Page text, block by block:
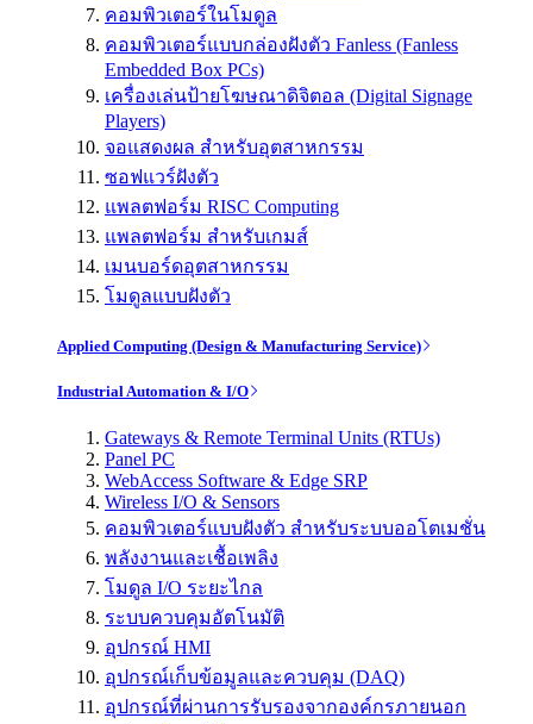
คอมพิวเตอร์ในโมดูล
คอมพิวเตอร์แบบกล่องฝังตัว Fanless (Fanless
Embedded Box PCs)
เครื่องเล่นป้ายโฆษณาดิจิตอล (Digital Signage
Players)
จอแสดงผล สำหรับอุตสาหกรรม
ซอฟแวร์ฝังตัว
แพลตฟอร์ม RISC Computing
แพลตฟอร์ม สำหรับเกมส์
เมนบอร์ดอุตสาหกรรม
โมดูลแบบฝังตัว
Applied Computing (Design & Manufacturing Service)
Industrial Automation & I/O
Gateways & Remote Terminal Units (RTUs)
Panel PC
WebAccess Software & Edge SRP
Wireless I/O & Sensors
คอมพิวเตอร์แบบฝังตัว สำหรับระบบออโตเมชั่น
พลังงานและเชื้อเพลิง
โมดูล I/O ระยะไกล
ระบบควบคุมอัตโนมัติ
อุปกรณ์ HMI
อุปกรณ์เก็บข้อมูลและควบคุม (DAQ)
อุปกรณ์ที่ผ่านการรับรองจากองค์กรภายนอก